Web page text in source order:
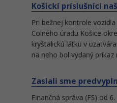
Košickí príslušníci
Pri bežnej kontrole
Colného úradu Košice
kryštalickú látku v
na neho bol vydaný
Zaslali sme
Finančná správa (FS) od